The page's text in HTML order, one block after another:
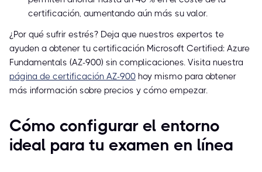
certificación, aumentando aún más su valor.
¿Por qué sufrir estrés? Deja que nuestros expertos te
ayuden a obtener tu certificación Microsoft Certified: Azure
Fundamentals (AZ-900) sin complicaciones. Visita nuestra
página de certificación AZ-900 hoy mismo para obtener
más información sobre precios y cómo empezar.
Cómo configurar el entorno
ideal para tu examen en línea